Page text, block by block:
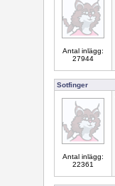
Antal inlägg:
27944
Sotfinger
Antal inlägg:
22361